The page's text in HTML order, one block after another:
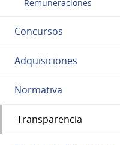
Remuneraciones
Concursos
Adquisiciones
Normativa
Transparencia